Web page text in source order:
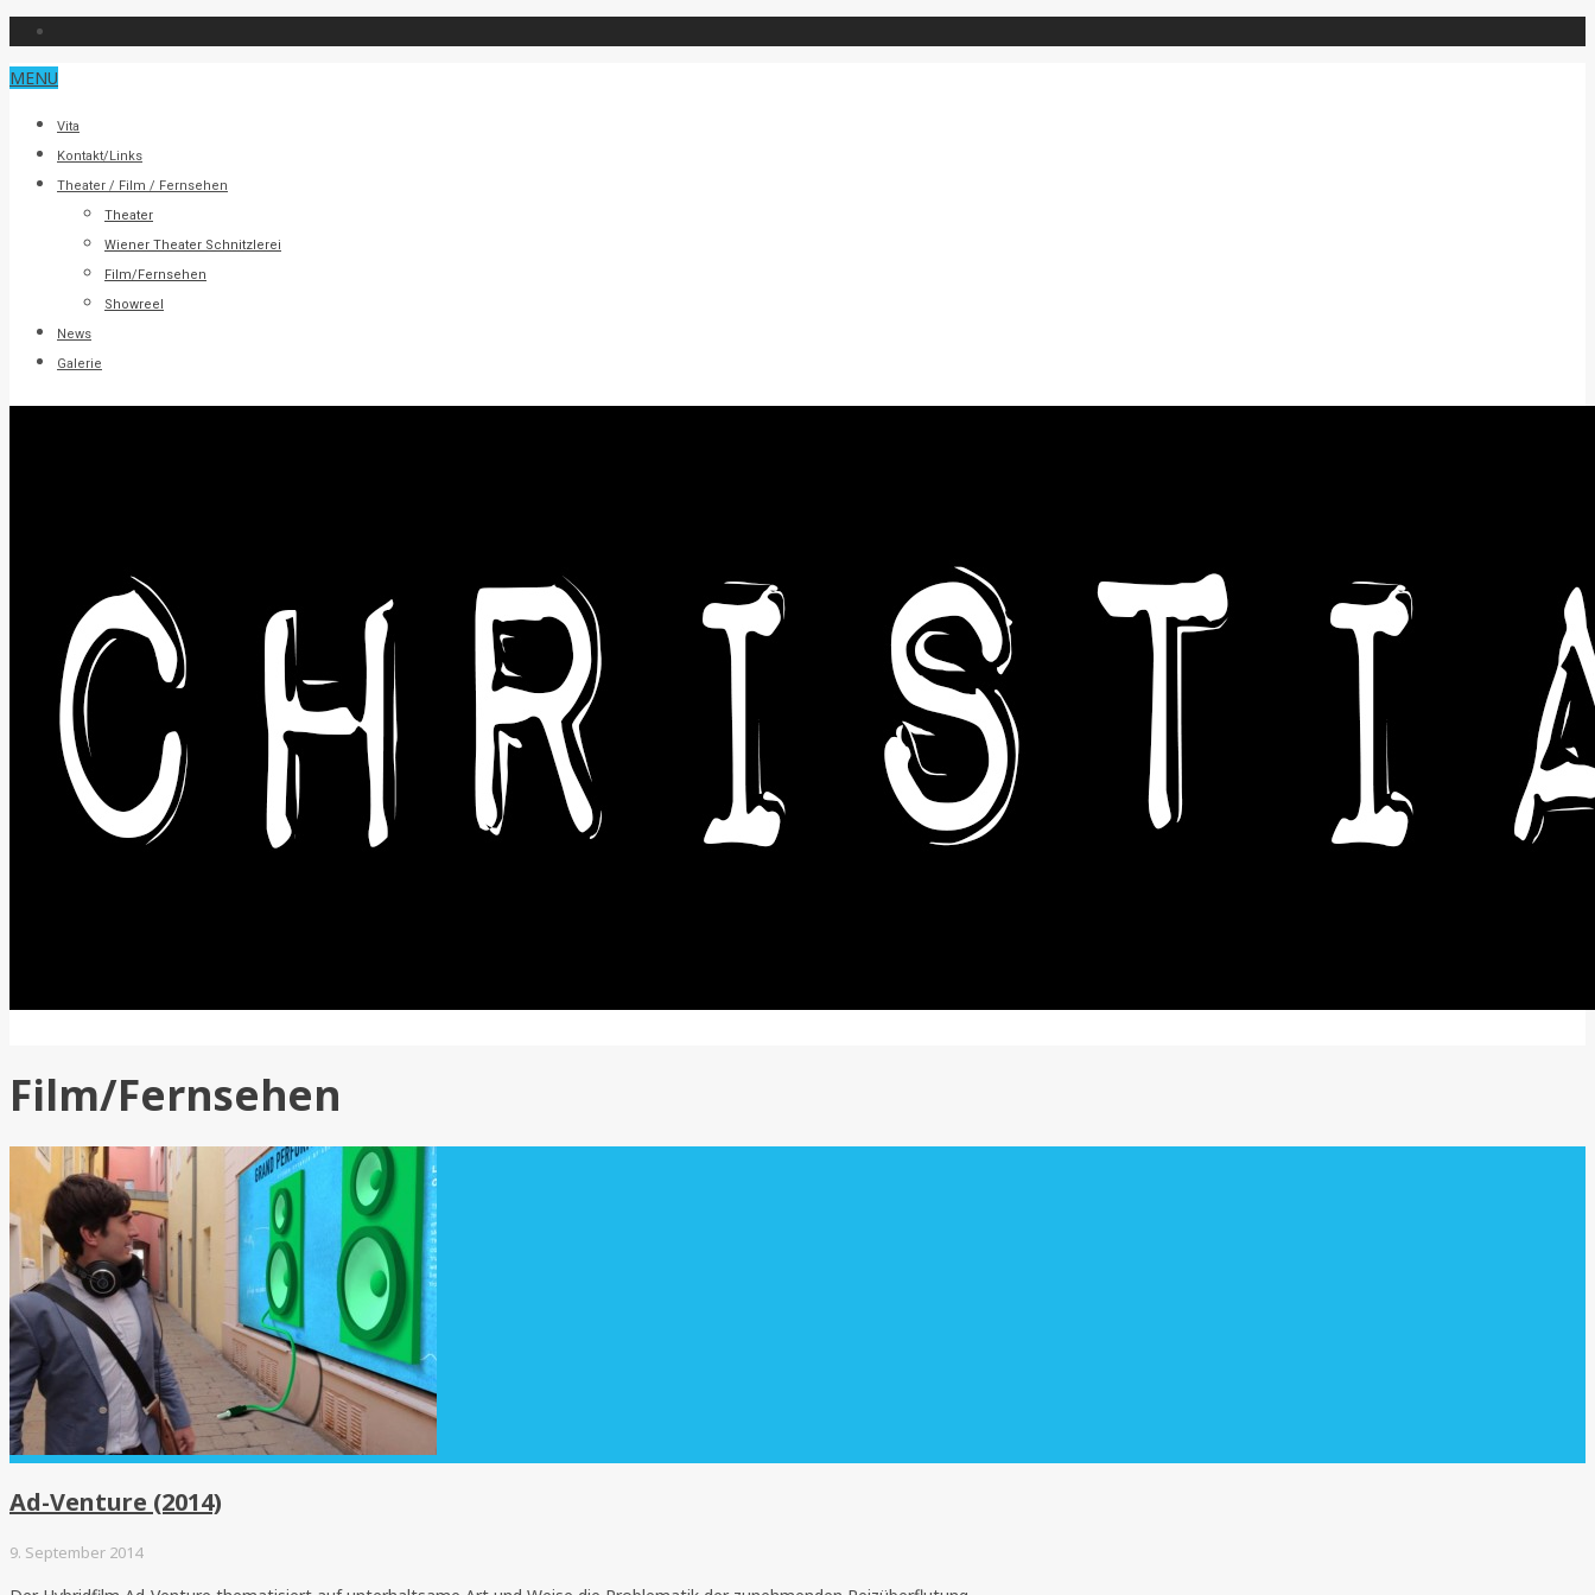
MENU
Vita
Kontakt/Links
Theater / Film / Fernsehen
Theater
Wiener Theater Schnitzlerei
Film/Fernsehen
Showreel
News
Galerie
Film/Fernsehen
Ad-Venture (2014)
9. September 2014